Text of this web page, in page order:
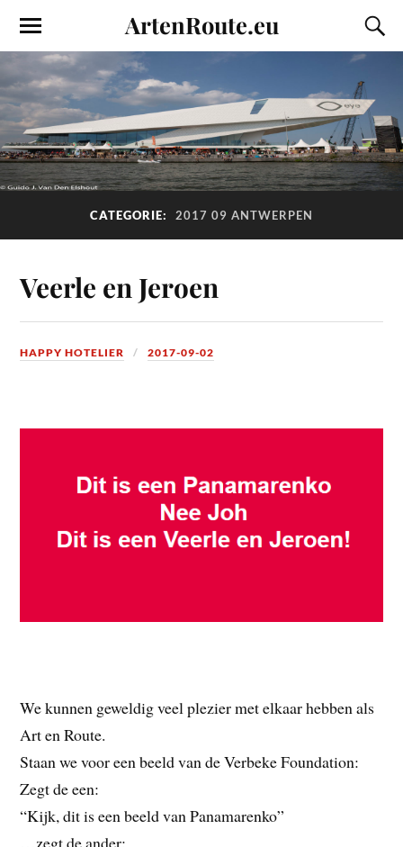
ArtenRoute.eu
CATEGORIE: 2017 09 ANTWERPEN
Veerle en Jeroen
HAPPY HOTELIER 2017-09-02
We kunnen geweldig veel plezier met elkaar hebben als
Art en Route.
Staan we voor een beeld van de Verbeke Foundation:
Zegt de een:
“Kijk, dit is een beeld van Panamarenko”
…zegt de ander: